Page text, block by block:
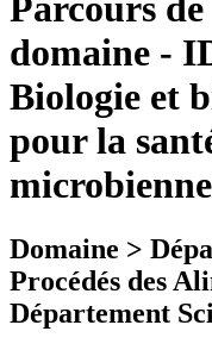
Parcours de
domaine -
Biologie et
pour la
Domaine >
Procédés des
Département